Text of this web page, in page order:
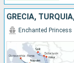
Enchanted Princess